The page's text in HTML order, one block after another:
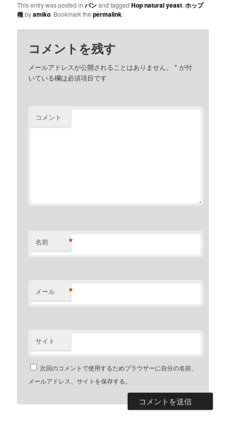
This entry was posted inパンand taggedHop natural yeast,ホップ
種byamiko. Bookmark thepermalink.
コメントを残す
メールアドレスが公開されることはありません。 * が付
いている欄は必須項目です
コメント
名前 *
メール *
サイト
次回のコメントで使用するためブラウザーに自分の名前、
メールアドレス、サイトを保存する。